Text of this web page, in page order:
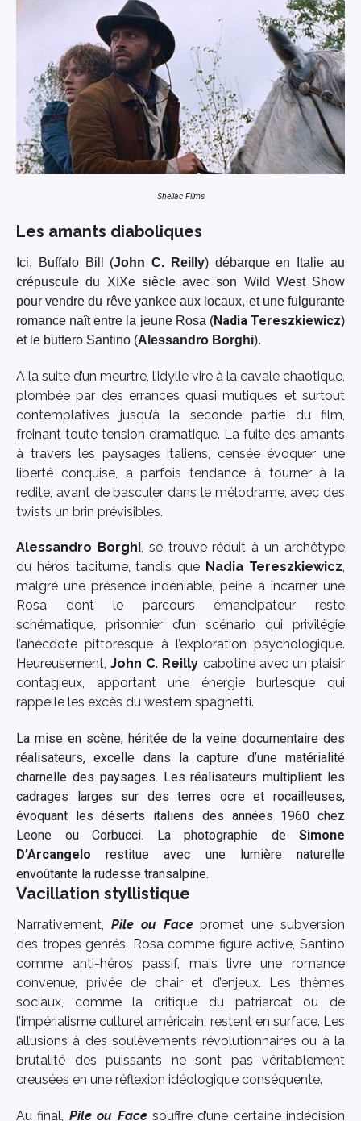
Shellac Films
Les amants diaboliques
Ici, Buffalo Bill (John C. Reilly) débarqueen Italie au
crépuscule du XIXe siècle avec son Wild West Show
pour vendre du rêve yankee aux locaux, et une fulgurante
romance naîtentre la jeune Rosa (Nadia Tereszkiewicz)
et le buttero Santino (Alessandro Borghi).
A la suite d’un meurtre, l’idylle vire à la cavale chaotique,
plombée par des errances quasi mutiques et surtout
contemplatives jusqu’à la seconde partie du film,
freinant toute tension dramatique. La fuite des amants
à travers les paysages italiens, censée évoquer une
liberté conquise, a parfois tendance à tourner à la
redite, avant de basculer dans le mélodrame, avec des
twists un brin prévisibles.
Alessandro Borghi, se trouve réduit à un archétype
du héros taciturne, tandis que Nadia Tereszkiewicz,
malgré une présence indéniable, peine à incarner une
Rosa dont le parcours émancipateur reste
schématique, prisonnier d’un scénario qui privilégie
l’anecdote pittoresque à l’exploration psychologique.
Heureusement,John C. Reilly cabotine avec un plaisir
contagieux, apportant une énergie burlesque qui
rappelle les excès du western spaghetti.
La mise en scène, héritée de la veine documentaire des
réalisateurs, excelle dans la capture d’une matérialité
charnelle des paysages. Les réalisateurs multiplient les
cadrages larges sur des terres ocre et rocailleuses,
évoquant les déserts italiens des années 1960 chez
Leone ou Corbucci. La photographie de Simone
D’Arcangelo restitue avec une lumière naturelle
envoûtante la rudesse transalpine.
Vacillation styllistique
Narrativement, Pile ou Facepromet une subversion
des tropes genrés. Rosa comme figure active, Santino
comme anti-héros passif, mais livre une romance
convenue, privée de chair et d’enjeux. Les thèmes
sociaux, comme la critique du patriarcat ou de
l’impérialisme culturel américain, restent en surface. Les
allusions à des soulèvements révolutionnaires ou à la
brutalité des puissants ne sont pas véritablement
creusées en une réflexion idéologique conséquente.
Au final, Pile ou Face souffre d’une certaine indécision